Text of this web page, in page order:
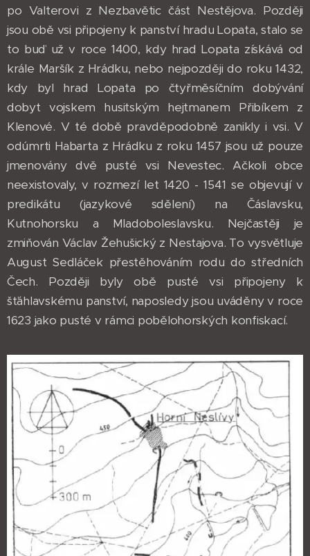
po Valterovi z Nezbavětic část Nestějova. Později
jsou obě vsi připojeny k panství hradu Lopata, stalo se
to buď už v roce 1400, kdy hrad Lopata získává od
krále Maršík z Hrádku, nebo nejpozději do roku 1432,
kdy byl hrad Lopata po čtyřměsíčním dobývání
dobyt vojskem husitským hejtmanem Přibíkem z
Klenové. V té době pravděpodobně zanikly i vsi. V
odúmrti Habarta z Hrádku z roku 1457 jsou už pouze
jmenovány dvě pusté vsi Nevestec. Ačkoli obce
neexistovaly, v rozmezí let 1420 - 1541 se objevují v
predikátu (jazykové sdělení) na Čáslavsku,
Kutnohorsku a Mladoboleslavsku. Nejčastěji je
zmiňován Václav Žehušický z Nestajova. To vysvětluje
August Sedláček přestěhováním rodu do středních
Čech. Později byly obě pusté vsi připojeny k
šťáhlavskému panství, naposledy jsou uváděny v roce
1623 jako pusté v rámci pobělohorských konfiskací.